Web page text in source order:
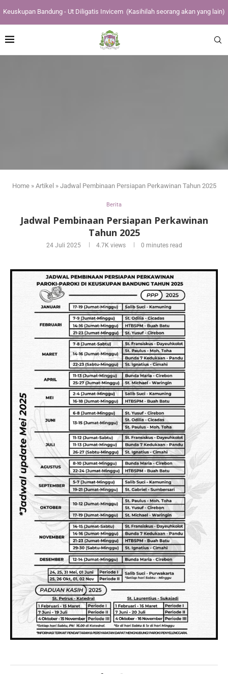
Keuskupan Bandung - Ut Diligatis Invicem (Kasihilah seorang akan yang lain)
Home» Artikel » Jadwal Pembinaan Persiapan Perkawinan Tahun 2025
Berita
Jadwal Pembinaan Persiapan Perkawinan
Tahun 2025
24 Juli 2025 4.7K views 0 minutes read